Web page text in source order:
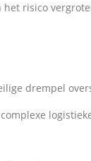
risico
drempel